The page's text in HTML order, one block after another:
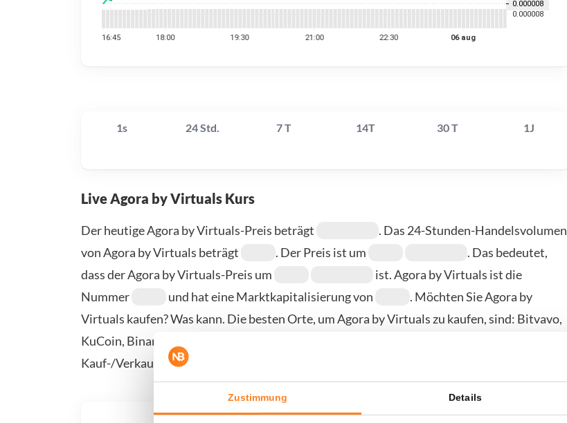
Zustimmung Details
1s 24 Std. 7 T 14T 30 T 1J
Live Agora by Virtuals Kurs
Der heutige Agora by Virtuals-Preis beträgt
. Das 24-Stunden-Handelsvolumen
von Agora by Virtuals beträgt
. Der Preis ist um
. Das bedeutet,
dass der Agora by Virtuals-Preis um
ist. Agora by Virtuals ist die
Nummer
und hat eine Marktkapitalisierung von
. Möchten Sie Agora by
Virtuals kaufen? Was kann. Die besten Orte, um Agora by Virtuals zu kaufen, sind: Bitvavo,
KuCoin, Binance und Coinbase. Weitere Anbieter finden Sie auf unserer
Kauf-/Verkaufsseite.